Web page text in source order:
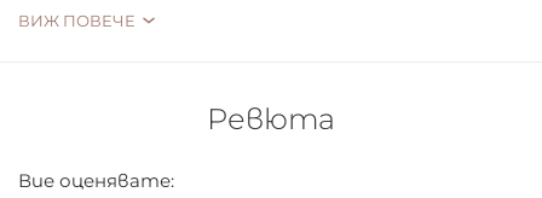
ВИЖ ПОВЕЧЕ
Ревюта
Вие оценявате: